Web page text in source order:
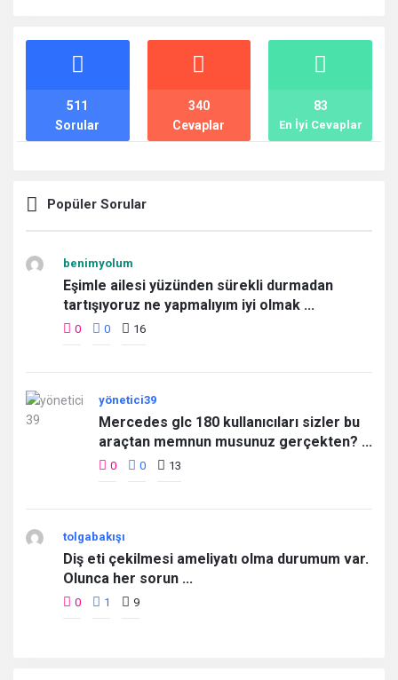
İstatistikler
Sorular
511
Cevaplar
340
En İyi Cevaplar
83
Popüler Sorular
benimyolum
Eşimle ailesi yüzünden sürekli durmadan
tartışıyoruz ne yapmalıyım iyi olmak ...
0 0 16
yönetici39
Mercedes glc 180 kullanıcıları sizler bu
araçtan memnun musunuz gerçekten? ...
0 0 13
tolgabakışı
Diş eti çekilmesi ameliyatı olma durumum var.
Olunca her sorun ...
0 1 9